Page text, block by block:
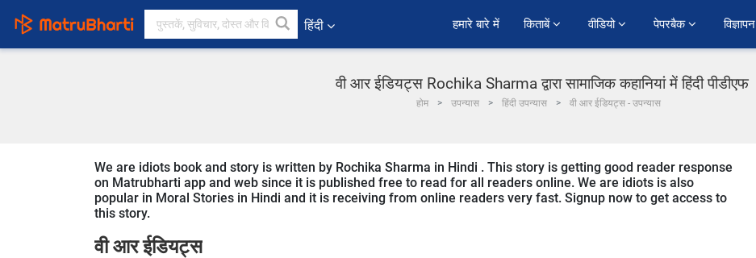
हिंदी हमारे बारे में किताबें वीडियो पेपरबैक विज्ञापन
वी आर ईडियट्स Rochika Sharma द्वारा सामाजिक कहानियां में हिंदी पीडीएफ
होम उपन्यास हिंदी उपन्यास वी आर ईडियट्स - उपन्यास
We are idiots book and story is written by Rochika Sharma in Hindi . This story is getting good reader response
on Matrubharti app and web since it is published free to read for all readers online. We are idiots is also
popular in Moral Stories in Hindi and it is receiving from online readers very fast. Signup now to get access to
this story.
वी आर ईडियट्स